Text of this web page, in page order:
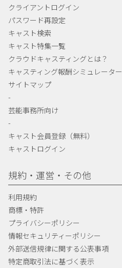
クライアントログイン
パスワード再設定
キャスト検索
キャスト特集一覧
クラウドキャスティングとは？
キャスティング報酬シミュレーター
サイトマップ
-
芸能事務所向け
-
キャスト会員登録（無料）
キャストログイン
規約・運営・その他
利用規約
商標・特許
プライバシーポリシー
情報セキュリティーポリシー
外部送信規律に関する公表事項
特定商取引法に基づく表示